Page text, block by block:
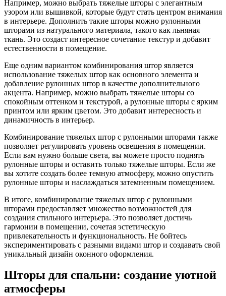
Например, можно выбрать тяжелые шторы с элегантным
узором или вышивкой, которые будут стать центром внимания
в интерьере. Дополнить такие шторы можно рулонными
шторами из натурального материала, такого как льняная
ткань. Это создаст интересное сочетание текстур и добавит
естественности в помещение.
Еще одним вариантом комбинирования штор является
использование тяжелых штор как основного элемента и
добавление рулонных штор в качестве дополнительного
акцента. Например, можно выбрать тяжелые шторы со
спокойным оттенком и текстурой, а рулонные шторы с ярким
принтом или ярким цветом. Это добавит интересность и
динамичность в интерьер.
Комбинирование тяжелых штор с рулонными шторами также
позволяет регулировать уровень освещения в помещении.
Если вам нужно больше света, вы можете просто поднять
рулонные шторы и оставить только тяжелые шторы. Если же
вы хотите создать более темную атмосферу, можно опустить
рулонные шторы и наслаждаться затемненным помещением.
В итоге, комбинирование тяжелых штор с рулонными
шторами предоставляет множество возможностей для
создания стильного интерьера. Это позволяет достичь
гармонии в помещении, сочетая эстетическую
привлекательность и функциональность. Не бойтесь
экспериментировать с разными видами штор и создавать свой
уникальный дизайн оконного оформления.
Шторы для спальни: создание уютной
атмосферы